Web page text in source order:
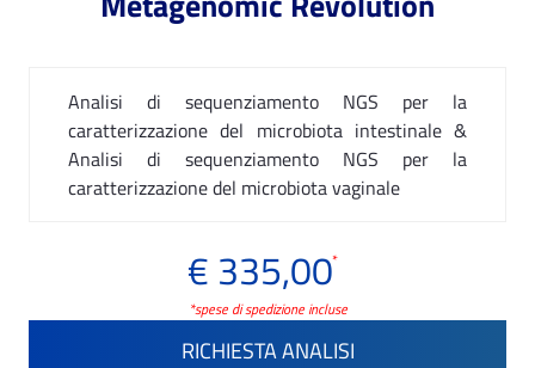
Analisi di sequenziamento NGS per la
caratterizzazione del microbiota intestinale &
Analisi di sequenziamento NGS per la
caratterizzazione del microbiota vaginale
€ 335,00*
*spese di spedizione incluse
RICHIESTA ANALISI